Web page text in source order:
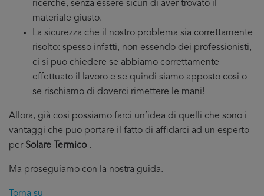
ricerche, senza essere sicuri di aver trovato il
materiale giusto.
La sicurezza che il nostro problema sia correttamente
risolto: spesso infatti, non essendo dei professionisti,
ci si puo chiedere se abbiamo correttamente
effettuato il lavoro e se quindi siamo apposto cosi o
se rischiamo di doverci rimettere le mani!
Allora, già cosi possiamo farci un’idea di quelli che sono i
vantaggi che puo portare il fatto di affidarci ad un esperto
per Solare Termico .
Ma proseguiamo con la nostra guida.
Torna su